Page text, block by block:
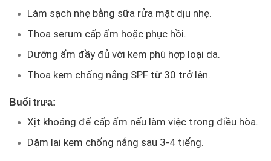
Làm sạch nhẹ bằng sữa rửa mặt dịu nhẹ.
Thoa serum cấp ẩm hoặc phục hồi.
Dưỡng ẩm đầy đủ với kem phù hợp loại da.
Thoa kem chống nắng SPF từ 30 trở lên.
Buổi trưa:
Xịt khoáng để cấp ẩm nếu làm việc trong điều hòa.
Dặm lại kem chống nắng sau 3-4 tiếng.